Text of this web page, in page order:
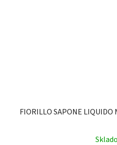
FIORILLO SAPONE